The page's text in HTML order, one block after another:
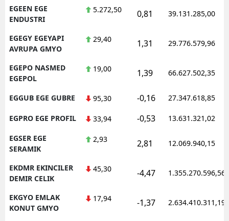
EGEEN EGE
ENDUSTRI
5.272,50 0,81 39.131.285,00
EGEGY EGEYAPI
AVRUPA GMYO
29,40 1,31 29.776.579,96
EGEPO NASMED
EGEPOL
19,00 1,39 66.627.502,35
EGGUB EGE GUBRE 95,30 -0,16 27.347.618,85
EGPRO EGE PROFIL 33,94 -0,53 13.631.321,02
EGSER EGE
SERAMIK
2,93 2,81 12.069.940,15
EKDMR EKINCILER
DEMIR CELIK
45,30 -4,47 1.355.270.596,56
EKGYO EMLAK
KONUT GMYO
17,94 -1,37 2.634.410.311,19